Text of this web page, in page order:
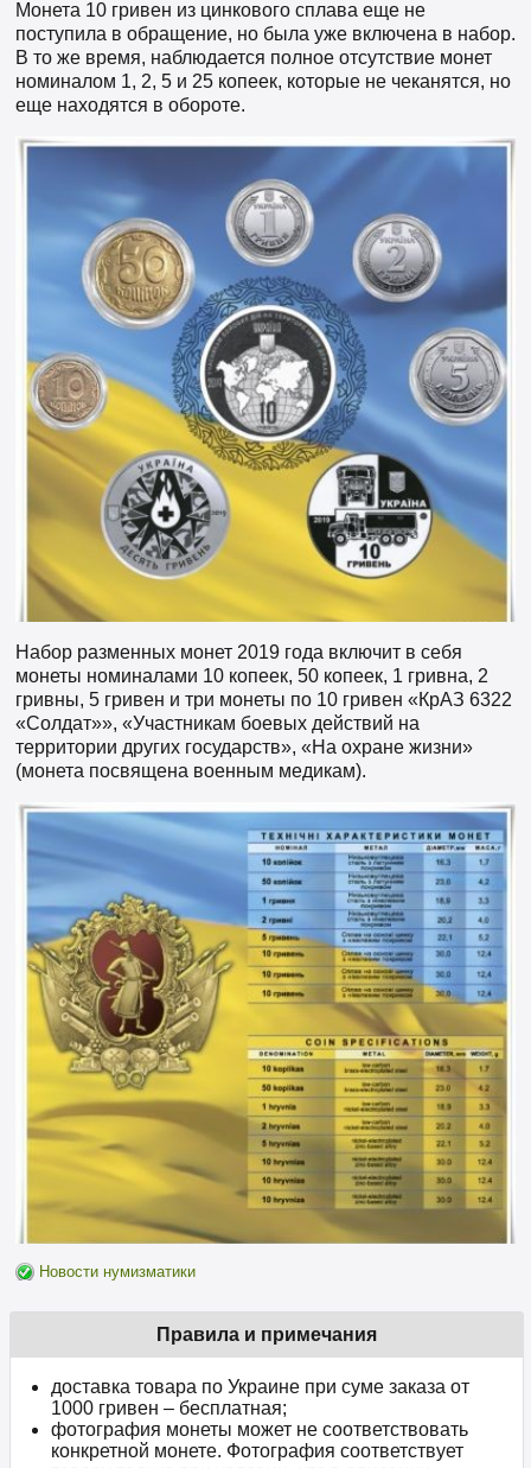
Монета 10 гривен из цинкового сплава еще не
поступила в обращение, но была уже включена в набор.
В то же время, наблюдается полное отсутствие монет
номиналом 1, 2, 5 и 25 копеек, которые не чеканятся, но
еще находятся в обороте.
Набор разменных монет 2019 года включит в себя
монеты номиналами 10 копеек, 50 копеек, 1 гривна, 2
гривны, 5 гривен и три монеты по 10 гривен «КрАЗ 6322
«Солдат»», «Участникам боевых действий на
территории других государств», «На охране жизни»
(монета посвящена военным медикам).
Новости нумизматики
Правила и примечания
доставка товара по Украине при суме заказа от
1000 гривен – бесплатная;
фотография монеты может не соответствовать
конкретной монете. Фотография соответствует